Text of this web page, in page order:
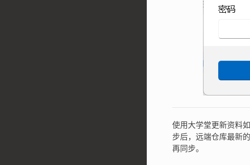
使用大学堂更新资料
步后，远端仓库最新
再同步。